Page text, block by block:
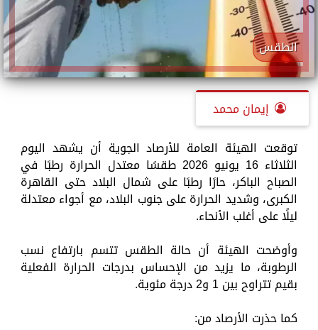
الطقس
إيمان محمد
توقعت الهيئة العامة للأرصاد الجوية أن يشهد اليوم
الثلاثاء 16 يونيو 2026 طقسًا معتدل الحرارة رطبًا في
الصباح الباكر، حارًا رطبًا على شمال البلاد حتى القاهرة
الكبرى، وشديد الحرارة على جنوب البلاد، مع أجواء معتدلة
ليلًا على أغلب الأنحاء.
وأوضحت الهيئة أن حالة الطقس تتسم بارتفاع نسب
الرطوبة، ما يزيد من الإحساس بدرجات الحرارة الفعلية
بقيم تتراوح بين 1 و2 درجة مئوية.
كما حذرت الأرصاد من: